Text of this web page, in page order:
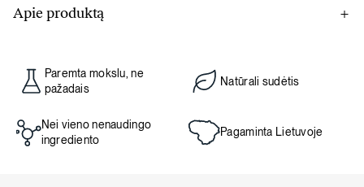
Apie produktą
kasdienybėje.
Talpa – net 850 ml, todėl turint stiklainį po ranka, lengviau
pasirūpinsi pakankamu skysčių kiekiu per dieną. Jame bus
Paremta mokslu, ne
pažadais
Natūrali sudėtis
Nei vieno nenaudingo
ingrediento
Pagaminta Lietuvoje